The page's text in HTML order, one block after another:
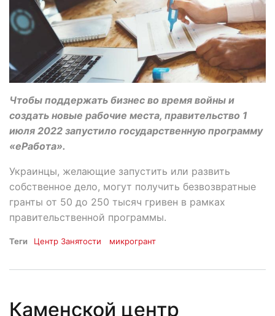
Чтобы поддержать бизнес во время войны и
создать новые рабочие места, правительство 1
июля 2022 запустило государственную программу
«еРабота».
Украинцы, желающие запустить или развить
собственное дело, могут получить безвозвратные
гранты от 50 до 250 тысяч гривен в рамках
правительственной программы.
Теги Центр Занятости микрогрант
Каменской центр